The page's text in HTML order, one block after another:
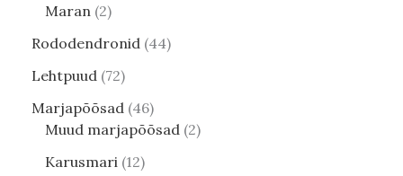
Maran 2
Rododendronid 44
Lehtpuud 72
Marjapõõsad 46
Muud marjapõõsad 2
Karusmari 12